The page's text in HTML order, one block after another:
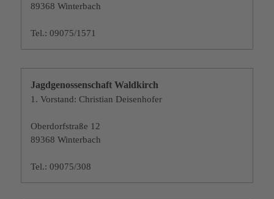
89368 Winterbach
Tel.: 09075/1571
Jagdgenossenschaft Waldkirch
1. Vorstand: Christian Deisenhofer
Oberdorfstraße 12
89368 Winterbach
Tel.: 09075/308